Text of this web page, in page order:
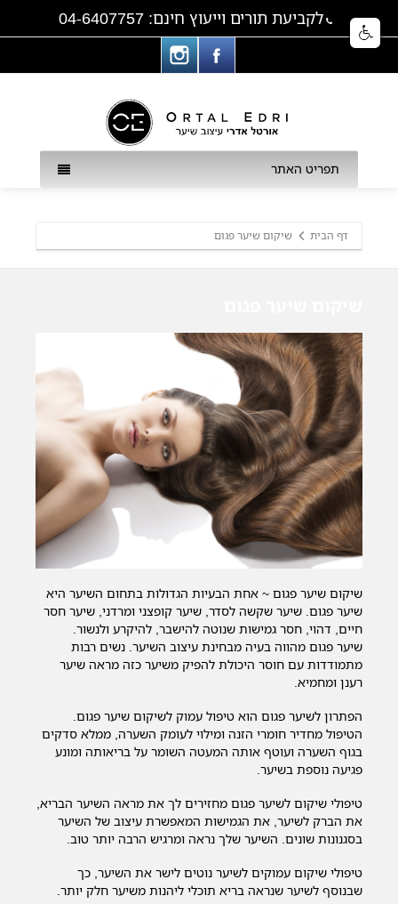
לקביעת תורים וייעוץ חינם: 04-6407757
תפריט האתר
שיקום שיער פגום דף הבית
שיקום שיער פגום ~ אחת הבעיות הגדולות בתחום השיער היא
שיער פגום. שיער שקשה לסדר, שיער קופצני ומרדני, שיער חסר
חיים, דהוי, חסר גמישות שנוטה להישבר, להיקרע ולנשור.
שיער פגום מהווה בעיה מבחינת עיצוב השיער. נשים רבות
מתמודדות עם חוסר היכולת להפיק משיער כזה מראה שיער
רענן ומחמיא.
הפתרון לשיער פגום הוא טיפול עמוק לשיקום שיער פגום.
הטיפול מחדיר חומרי הזנה ומילוי לעומק השערה, ממלא סדקים
בגוף השערה ועוטף אותה המעטה השומר על בריאותה ומונע
פגיעה נוספת בשיער.
טיפולי שיקום לשיער פגום מחזירים לך את מראה השיער הבריא,
את הברק לשיער, את הגמישות המאפשרת עיצוב של השיער
בסגנונות שונים. השיער שלך נראה ומרגיש הרבה יותר טוב.
טיפולי שיקום עמוקים לשיער נוטים לישר את השיער, כך
שבנוסף לשיער שנראה בריא תוכלי ליהנות משיער חלק יותר.